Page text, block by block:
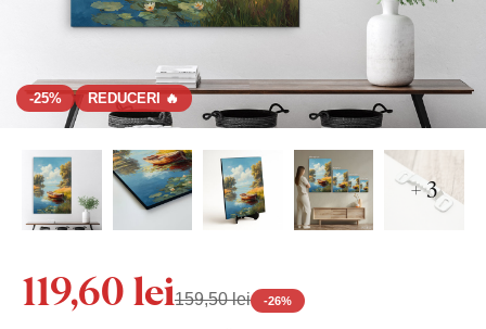
-25% REDUCERI 🔥
+ 3
119,60 lei159,50 lei -26%